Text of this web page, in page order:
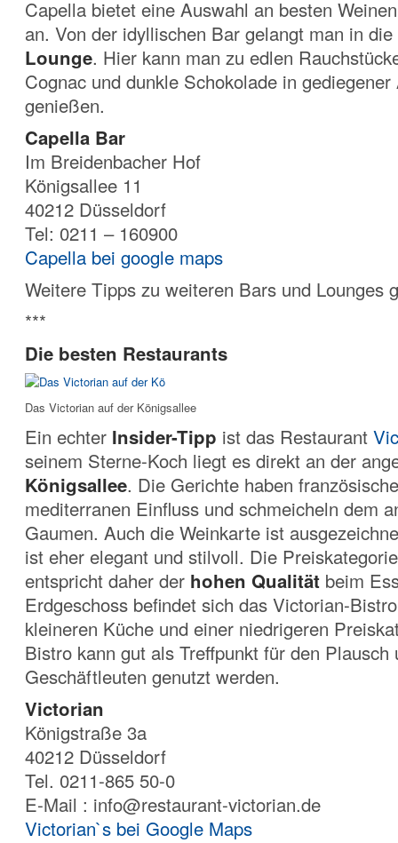
Capella bietet eine Auswahl an besten
an. Von der idyllischen Bar gelangt man in die
Lounge. Hier kann man zu edlen
Cognac und dunkle Schokolade in
genießen.
Capella Bar
Im Breidenbacher Hof
Königsallee 11
40212 Düsseldorf
Tel: 0211 – 160900
Capella bei google maps
Weitere Tipps zu weiteren Bars und Lounges
***
Die besten Restaurants
Das Victorian auf der Königsallee
Ein echter Insider-Tipp ist das Restaurant
seinem Sterne-Koch liegt es direkt an der
Königsallee. Die Gerichte haben
mediterranen Einfluss und schmeicheln dem
Gaumen. Auch die Weinkarte ist
ist eher elegant und stilvoll. Die
entspricht daher der hohen Qualität beim
Erdgeschoss befindet sich das Victorian-
kleineren Küche und einer niedrigeren
Bistro kann gut als Treffpunkt für den Plausch
Geschäftleuten genutzt werden.
Victorian
Königstraße 3a
40212 Düsseldorf
Tel. 0211-865 50-0
E-Mail : info@restaurant-victorian.de
Victorian`s bei Google Maps